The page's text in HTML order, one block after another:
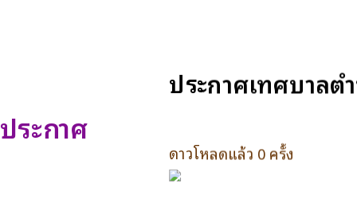
ประกาศ
ประกาศเทศบาล
ดาวโหลดแล้ว 0 ครั้ง